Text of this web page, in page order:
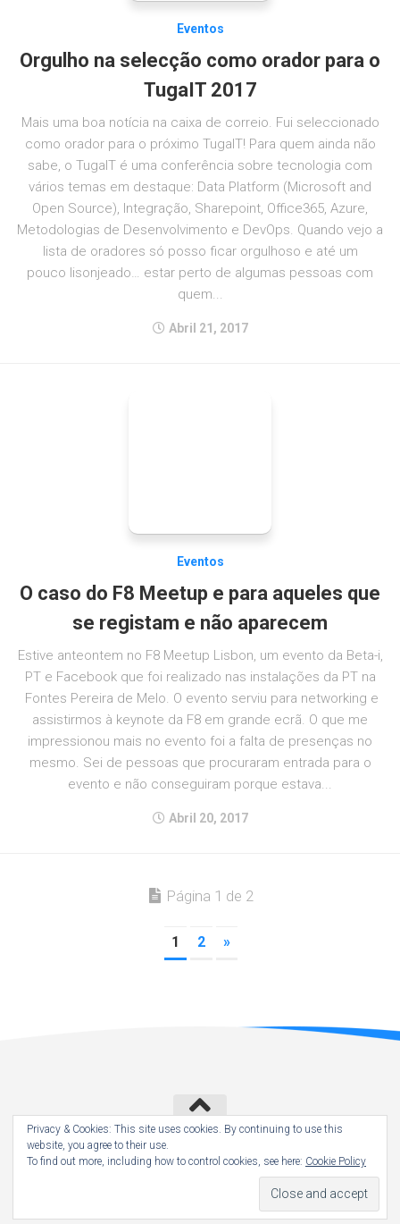
Eventos
Orgulho na selecção como orador para o
TugaIT 2017
Mais uma boa notícia na caixa de correio. Fui seleccionado
como orador para o próximo TugaIT! Para quem ainda não
sabe, o TugaIT é uma conferência sobre tecnologia com
vários temas em destaque: Data Platform (Microsoft and
Open Source), Integração, Sharepoint, Office365, Azure,
Metodologias de Desenvolvimento e DevOps. Quando vejo a
lista de oradores só posso ficar orgulhoso e até um
pouco lisonjeado… estar perto de algumas pessoas com
quem...
Abril 21, 2017
Eventos
O caso do F8 Meetup e para aqueles que
se registam e não aparecem
Estive anteontem no F8 Meetup Lisbon, um evento da Beta-i,
PT e Facebook que foi realizado nas instalações da PT na
Fontes Pereira de Melo. O evento serviu para networking e
assistirmos à keynote da F8 em grande ecrã. O que me
impressionou mais no evento foi a falta de presenças no
mesmo. Sei de pessoas que procuraram entrada para o
evento e não conseguiram porque estava...
Abril 20, 2017
Página 1 de 2
1 2 »
António Lourenço © 2020. All Rights Reserved.
Privacy & Cookies: This site uses cookies. By continuing to use this
website, you agree to their use.
To find out more, including how to control cookies, see here: Cookie Policy